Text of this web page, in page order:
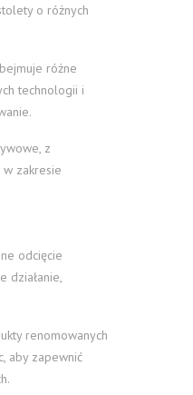
o różnych
różne
technologii i
z
w zakresie
odcięcie
działanie,
renomowanych
aby zapewnić